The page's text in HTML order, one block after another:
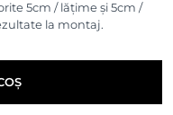
5cm / lățime și 5cm /
la montaj.